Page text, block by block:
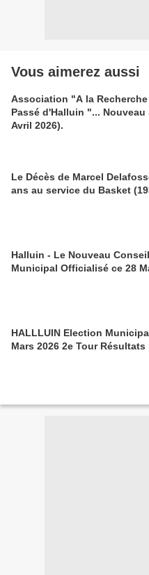
Vous aimerez aussi
Association "A la
Passé d'Halluin "... Nouveau
Avril 2026).
Le Décès de Marcel
ans au service du Basket
Halluin - Le Nouveau Conseil
Municipal Officialisé ce 28
HALLLUIN Election
Mars 2026 2e Tour Résultats